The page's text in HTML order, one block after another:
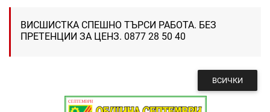
ВИСШИСТКА СПЕШНО ТЪРСИ РАБОТА. БЕЗ
ПРЕТЕНЦИИ ЗА ЦЕНЗ. 0877 28 50 40
ВСИЧКИ